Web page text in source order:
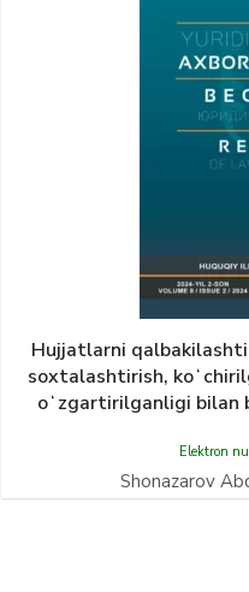
Hujjatlarni
soxtalashtirish,
oʻzgartirilganligi bilan
Elektron
Shonazarov